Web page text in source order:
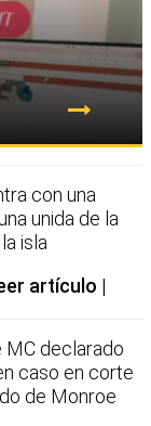
con una
unida de la
isla
artículo
MC declarado
caso en corte
de Monroe